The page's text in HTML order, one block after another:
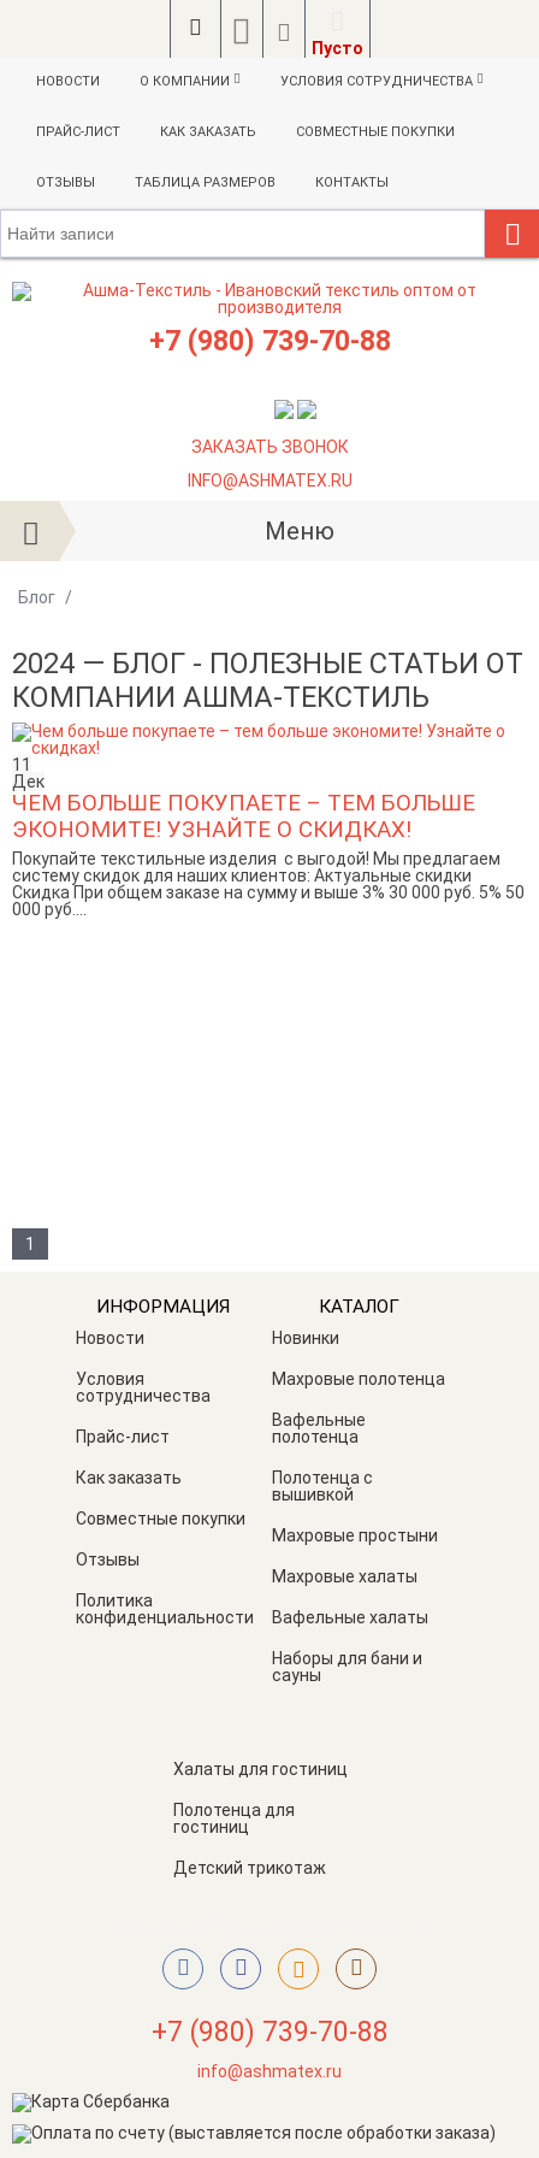
Пусто
НОВОСТИ О КОМПАНИИ УСЛОВИЯ СОТРУДНИЧЕСТВА
ПРАЙС-ЛИСТ КАК ЗАКАЗАТЬ СОВМЕСТНЫЕ ПОКУПКИ
ОТЗЫВЫ ТАБЛИЦА РАЗМЕРОВ КОНТАКТЫ
+7 (980) 739-70-88
ЗАКАЗАТЬ ЗВОНОК
INFO@ASHMATEX.RU
Меню
Блог /
2024 — БЛОГ - ПОЛЕЗНЫЕ СТАТЬИ ОТ
КОМПАНИИ АШМА-ТЕКСТИЛЬ
11
Дек
ЧЕМ БОЛЬШЕ ПОКУПАЕТЕ – ТЕМ БОЛЬШЕ
ЭКОНОМИТЕ! УЗНАЙТЕ О СКИДКАХ!
Покупайте текстильные изделия с выгодой! Мы предлагаем
систему скидок для наших клиентов: Актуальные скидки
Скидка При общем заказе на сумму и выше 3% 30 000 руб. 5% 50
000 руб....
1
ИНФОРМАЦИЯ
Новости
Условия
сотрудничества
Прайс-лист
Как заказать
Совместные покупки
Отзывы
Политика
конфиденциальности
КАТАЛОГ
Новинки
Махровые полотенца
Вафельные
полотенца
Полотенца с
вышивкой
Махровые простыни
Махровые халаты
Вафельные халаты
Наборы для бани и
сауны
Халаты для гостиниц
Полотенца для
гостиниц
Детский трикотаж
+7 (980) 739-70-88
info@ashmatex.ru